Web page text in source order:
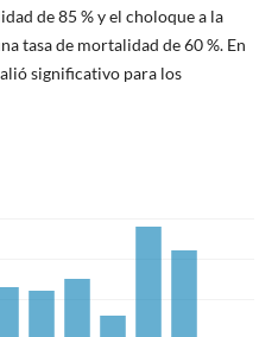
de 85 % y el choloque a la
tasa de mortalidad de 60 %. En
significativo para los